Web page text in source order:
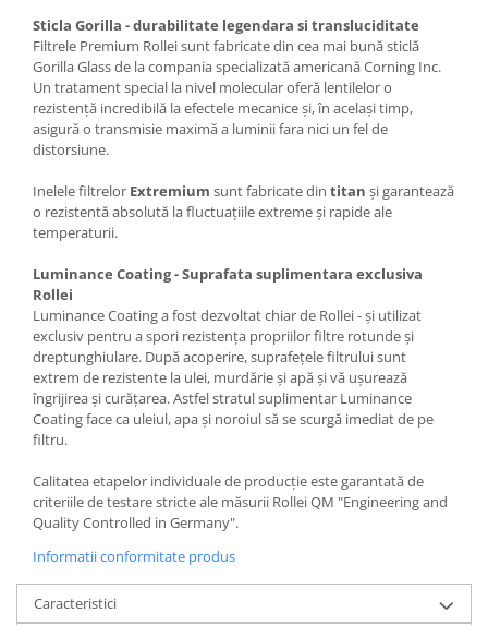
complexe
Curatare Senzor
Huse de ploaie
Microfoane / Reportofoane
Nivela patina
Transmitator de fisiere fara fir
Accesorii diverse
Genti, Rucsacuri, Troller foto
Genti foto
Genti Holster TopLoader
Genti, Troller Video
Rucsacuri Foto
Only One Shoulder - SlingShot
Tocuri si huse protectie aparate
Hamuri si Centuri foto
Curele Aparat - Umar
Genti Laptop si iPad
Sticla Gorilla - durabilitate legendara si transluciditate
Filtrele Premium Rollei sunt fabricate din cea mai bună sticlă
Gorilla Glass de la compania specializată americană Corning Inc.
Un tratament special la nivel molecular oferă lentilelor o
rezistență incredibilă la efectele mecanice și, în același timp,
asigură o transmisie maximă a luminii fara nici un fel de
distorsiune.
Inelele filtrelor Extremium sunt fabricate din titan și garantează
o rezistentă absolută la fluctuațiile extreme și rapide ale
temperaturii.
Luminance Coating - Suprafata suplimentara exclusiva
Rollei
Luminance Coating a fost dezvoltat chiar de Rollei - și utilizat
exclusiv pentru a spori rezistența propriilor filtre rotunde și
dreptunghiulare. După acoperire, suprafețele filtrului sunt
extrem de rezistente la ulei, murdărie și apă și vă ușurează
îngrijirea și curățarea. Astfel stratul suplimentar Luminance
Coating face ca uleiul, apa și noroiul să se scurgă imediat de pe
filtru.
Calitatea etapelor individuale de producție este garantată de
criteriile de testare stricte ale măsurii Rollei QM "Engineering and
Quality Controlled in Germany".
Informatii conformitate produs
Caracteristici